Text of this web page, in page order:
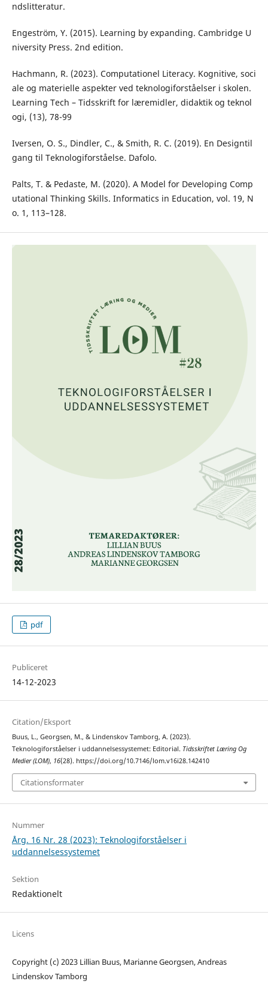
ndslitteratur.
Engeström, Y. (2015). Learning by expanding. Cambridge U
niversity Press. 2nd edition.
Hachmann, R. (2023). Computationel Literacy. Kognitive, soci
ale og materielle aspekter ved teknologiforståelser i skolen.
Learning Tech – Tidsskrift for læremidler, didaktik og teknol
ogi, (13), 78-99
Iversen, O. S., Dindler, C., & Smith, R. C. (2019). En Designtil
gang til Teknologiforståelse. Dafolo.
Palts, T. & Pedaste, M. (2020). A Model for Developing Comp
utational Thinking Skills. Informatics in Education, vol. 19, N
o. 1, 113–128.
pdf
Publiceret
14-12-2023
Citation/Eksport
Buus, L., Georgsen, M., & Lindenskov Tamborg, A. (2023).
Teknologiforståelser i uddannelsessystemet: Editorial. Tidsskriftet Læring Og
Medier (LOM), 16(28). https://doi.org/10.7146/lom.v16i28.142410
Citationsformater
Nummer
Årg. 16 Nr. 28 (2023): Teknologiforståelser i
uddannelsessystemet
Sektion
Redaktionelt
Licens
Copyright (c) 2023 Lillian Buus, Marianne Georgsen, Andreas
Lindenskov Tamborg